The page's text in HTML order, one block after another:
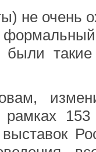
не очень
были
153